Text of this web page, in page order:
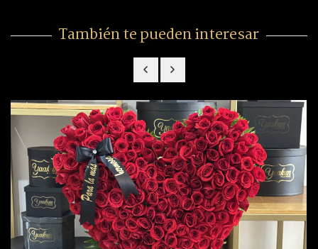
También te pueden interesar